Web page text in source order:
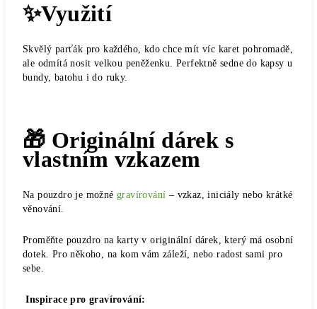
✨Využití
Skvělý parťák pro každého, kdo chce mít víc karet pohromadě,
ale odmítá nosit velkou peněženku. Perfektně sedne do kapsy u
bundy, batohu i do ruky.
🎁 Originální dárek s
vlastním vzkazem
Na pouzdro je možnégravírování – vzkaz, iniciály nebo krátké
věnování.
Proměňte pouzdro na karty v originální dárek, který má osobní
dotek. Pro někoho, na kom vám záleží, nebo radost sami pro
sebe.
Inspirace pro gravírování: